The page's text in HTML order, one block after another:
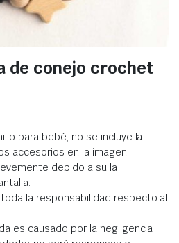
de conejo crochet
para bebé, no se incluye la
accesorios en la imagen.
debido a su la
la responsabilidad respecto al
es causado por la negligencia